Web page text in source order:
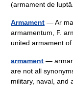
(armament de
Armament — Ar
armamentum, F.
united armament
armament —
are not all
military, naval,